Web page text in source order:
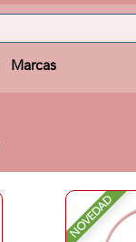
Marcas
NOVEDAD